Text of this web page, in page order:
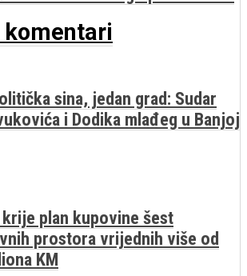
komentari
sina, jedan grad: Sudar
i Dodika mlađeg u Banjoj
krije plan kupovine šest
prostora vrijednih više od
KM